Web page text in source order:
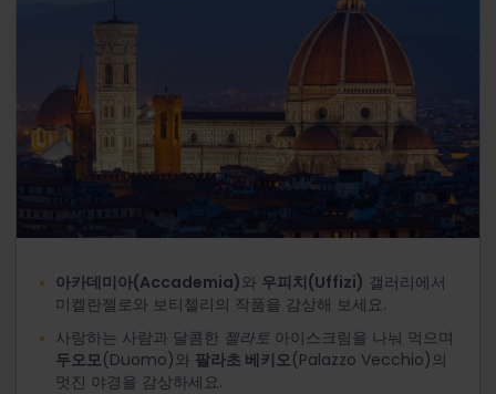
아카데미아(Accademia)와 우피치(Uffizi) 갤러리에서
미켈란젤로와 보티첼리의 작품을 감상해 보세요.
사랑하는 사람과 달콤한 젤라토 아이스크림을 나눠 먹으며
두오모(Duomo)와 팔라초 베키오(Palazzo Vecchio)의
멋진 야경을 감상하세요.